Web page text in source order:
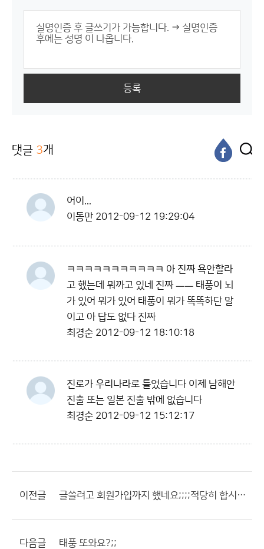
등록
댓글 3개
어이...
이동만 2012-09-12 19:29:04
ㅋㅋㅋㅋㅋㅋㅋㅋㅋㅋㅋ 아 진짜 욕안할라
고 했는데 뭐까고 있네 진짜 ㅡㅡ 태풍이 뇌
가 있어 뭐가 있어 태풍이 뭐가 똑똑하단 말
이고 아 답도 없다 진짜
최경순 2012-09-12 18:10:18
진로가 우리나라로 틀었습니다 이제 남해안
진출 또는 일본 진출 밖에 없습니다
최경순 2012-09-12 15:12:17
이전글 글쓸려고 회원가입까지 했네요;;;;적당히 합시다....
다음글 태풍 또와요?;;